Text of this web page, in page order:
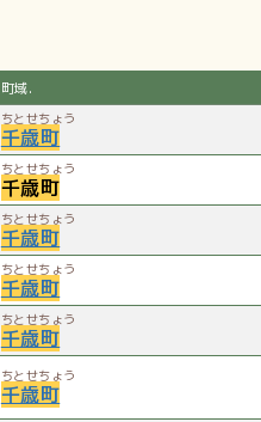
町域.
ちとせちょう
千歳町
ちとせちょう
千歳町
ちとせちょう
千歳町
ちとせちょう
千歳町
ちとせちょう
千歳町
ちとせちょう
千歳町